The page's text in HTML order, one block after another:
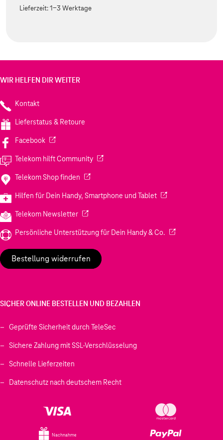
Lieferzeit:1-3 Werktage
WIR HELFEN DIR WEITER
Kontakt
Lieferstatus & Retoure
Facebook(Wird in einem neuen Tab geöffnet)
Telekom hilft Community(Wird in einem neuen Tab geöffnet)
Telekom Shop finden (Wird in einem neuen Tab geöffnet)
Hilfen für Dein Handy, Smartphone und Tablet(Wird in einem
Telekom Newsletter(Wird in einem neuen Tab geöffnet)
Persönliche Unterstützung für Dein Handy & Co. (Wird in einem
Bestellung widerrufen
SICHER ONLINE BESTELLEN UND BEZAHLEN
Geprüfte Sicherheit durch TeleSec
Sichere Zahlung mit SSL-Verschlüsselung
Schnelle Lieferzeiten
Datenschutz nach deutschem Recht
Nachnahme